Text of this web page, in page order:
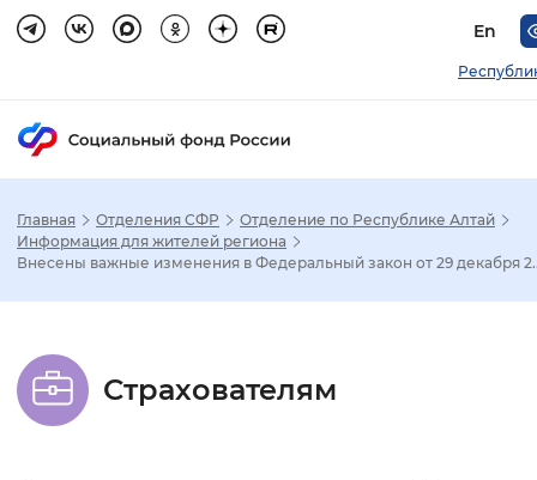
En
Настройка режима отображения
Стандартный Увеличенный
Главная Отделения СФР
Отделение по Республике Алтай
Информация для жителей региона
Внесены важные изменения в Федеральный закон от 29 декабря
Страхователям